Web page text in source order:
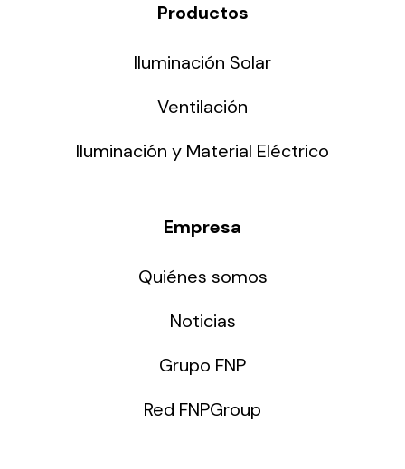
Productos
Iluminación Solar
Ventilación
Iluminación y Material Eléctrico
Empresa
Quiénes somos
Noticias
Grupo FNP
Red FNPGroup